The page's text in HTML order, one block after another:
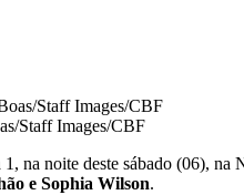
Staff Images/CBF
na noite deste sábado (06),
e Sophia Wilson.